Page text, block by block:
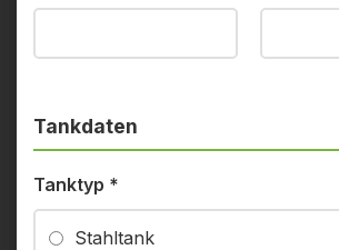
Tankdaten
Tanktyp *
Stahltank